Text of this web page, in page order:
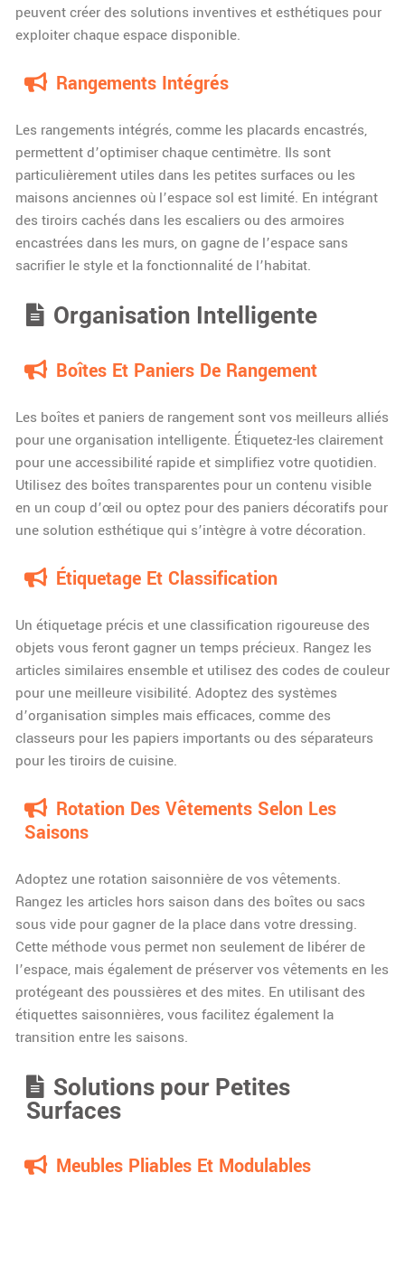
peuvent créer des solutions inventives et esthétiques pour
exploiter chaque espace disponible.
Rangements Intégrés
Les rangements intégrés, comme les placards encastrés,
permettent d’optimiser chaque centimètre. Ils sont
particulièrement utiles dans les petites surfaces ou les
maisons anciennes où l’espace sol est limité. En intégrant
des tiroirs cachés dans les escaliers ou des armoires
encastrées dans les murs, on gagne de l’espace sans
sacrifier le style et la fonctionnalité de l’habitat.
Organisation Intelligente
Boîtes Et Paniers De Rangement
Les boîtes et paniers de rangement sont vos meilleurs alliés
pour une organisation intelligente. Étiquetez-les clairement
pour une accessibilité rapide et simplifiez votre quotidien.
Utilisez des boîtes transparentes pour un contenu visible
en un coup d’œil ou optez pour des paniers décoratifs pour
une solution esthétique qui s’intègre à votre décoration.
Étiquetage Et Classification
Un étiquetage précis et une classification rigoureuse des
objets vous feront gagner un temps précieux. Rangez les
articles similaires ensemble et utilisez des codes de couleur
pour une meilleure visibilité. Adoptez des systèmes
d’organisation simples mais efficaces, comme des
classeurs pour les papiers importants ou des séparateurs
pour les tiroirs de cuisine.
Rotation Des Vêtements Selon Les
Saisons
Adoptez une rotation saisonnière de vos vêtements.
Rangez les articles hors saison dans des boîtes ou sacs
sous vide pour gagner de la place dans votre dressing.
Cette méthode vous permet non seulement de libérer de
l’espace, mais également de préserver vos vêtements en les
protégeant des poussières et des mites. En utilisant des
étiquettes saisonnières, vous facilitez également la
transition entre les saisons.
Solutions pour Petites
Surfaces
Meubles Pliables Et Modulables